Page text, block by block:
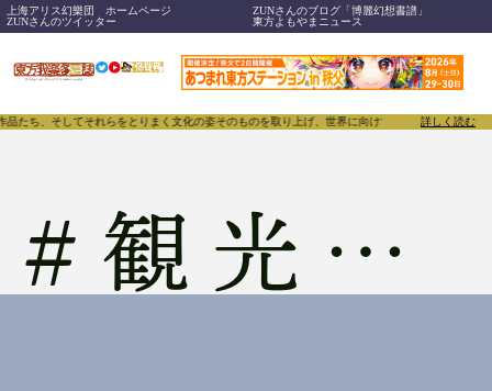
上海アリス幻樂団 ホームページ
ZUNさんのブログ「博麗幻想書譜」
ZUNさんのツイッター
東方よもやまニュース
、そしてそれらをとりまく文化の姿そのものを取り上げ、世界に向けて誇らしく発信するこ
詳しく読む
# 観光案内